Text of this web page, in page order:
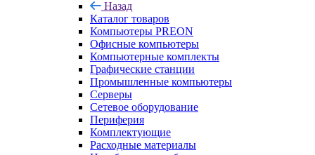
Назад
Каталог товаров
Компьютеры PREON
Офисные компьютеры
Компьютерные комплекты
Графические станции
Промышленные компьютеры
Серверы
Сетевое оборудование
Периферия
Комплектующие
Расходные материалы